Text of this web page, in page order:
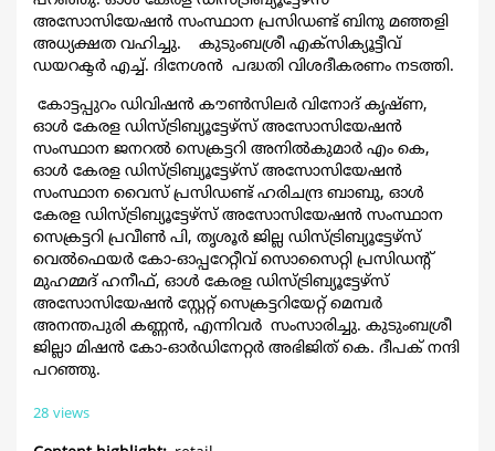
അസോസിയേഷൻ സംസ്ഥാന പ്രസിഡണ്ട് ബിനു മഞ്ഞളി
അധ്യക്ഷത വഹിച്ചു. കുടുംബശ്രീ എക്സിക്യൂട്ടീവ്
ഡയറക്ടർ എച്ച്. ദിനേശൻ പദ്ധതി വിശദീകരണം നടത്തി.
കോട്ടപ്പുറം ഡിവിഷൻ കൗൺസിലർ വിനോദ് കൃഷ്ണ,
ഓൾ കേരള ഡിസ്ട്രിബ്യൂട്ടേഴ്സ് അസോസിയേഷൻ
സംസ്ഥാന ജനറൽ സെക്രട്ടറി അനിൽകുമാർ എം കെ,
ഓൾ കേരള ഡിസ്ട്രിബ്യൂട്ടേഴ്സ് അസോസിയേഷൻ
സംസ്ഥാന വൈസ് പ്രസിഡണ്ട് ഹരിചന്ദ്ര ബാബു, ഓൾ
കേരള ഡിസ്ട്രിബ്യൂട്ടേഴ്സ് അസോസിയേഷൻ സംസ്ഥാന
സെക്രട്ടറി പ്രവീൺ പി, തൃശൂർ ജില്ല ഡിസ്ട്രിബ്യൂട്ടേഴ്സ്
വെൽഫെയർ കോ-ഓപ്പറേറ്റീവ് സൊസൈറ്റി പ്രസിഡന്റ്
മുഹമ്മദ് ഹനീഫ്, ഓൾ കേരള ഡിസ്ട്രിബ്യൂട്ടേഴ്സ്
അസോസിയേഷൻ സ്റ്റേറ്റ് സെക്രട്ടറിയേറ്റ് മെമ്പർ
അനന്തപുരി കണ്ണൻ, എന്നിവർ സംസാരിച്ചു. കുടുംബശ്രീ
ജില്ലാ മിഷൻ കോ-ഓർഡിനേറ്റർ അഭിജിത് കെ. ദീപക് നന്ദി
പറഞ്ഞു.
28 views